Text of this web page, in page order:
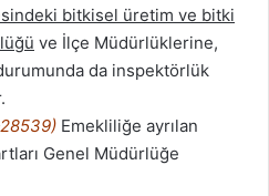
bitkisel üretim ve bitki
ve İlçe Müdürlüklerine,
da inspektörlük
Emekliliğe ayrılan
Genel Müdürlüğe